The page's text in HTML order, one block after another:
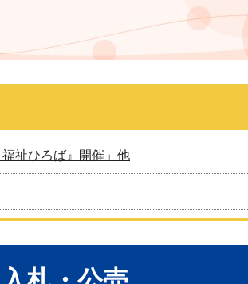
祉ひろば』開催」他